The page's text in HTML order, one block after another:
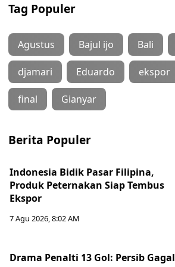
Tag Populer
Agustus Bajul ijo Bali
djamari Eduardo ekspor
final Gianyar
Berita Populer
Indonesia Bidik Pasar Filipina,
Produk Peternakan Siap Tembus
Ekspor
7 Agu 2026, 8:02 AM
Drama Penalti 13 Gol: Persib Gagal